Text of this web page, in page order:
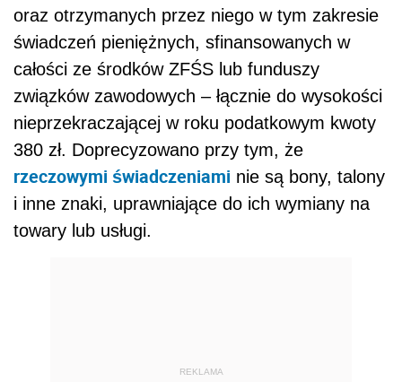
oraz otrzymanych przez niego w tym zakresie
świadczeń pieniężnych, sfinansowanych w
całości ze środków ZFŚS lub funduszy
związków zawodowych – łącznie do wysokości
nieprzekraczającej w roku podatkowym kwoty
380 zł. Doprecyzowano przy tym, że
rzeczowymi świadczeniami nie są bony, talony
i inne znaki, uprawniające do ich wymiany na
towary lub usługi.
REKLAMA